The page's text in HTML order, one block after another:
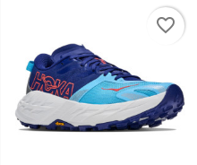
favorite_border